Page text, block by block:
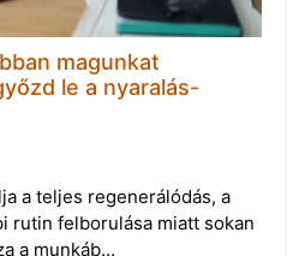
magunkat
le a nyaralás-
a teljes regenerálódás, a
rutin felborulása miatt sokan
a munkáb…